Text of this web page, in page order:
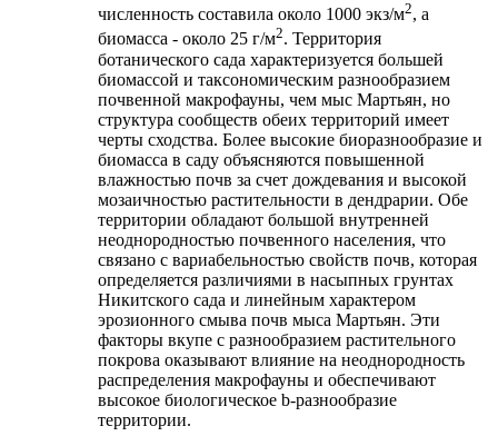
численность составила около 1000 экз/м2, а
биомасса - около 25 г/м2. Территория
ботанического сада характеризуется большей
биомассой и таксономическим разнообразием
почвенной макрофауны, чем мыс Мартьян, но
структура сообществ обеих территорий имеет
черты сходства. Более высокие биоразнообразие и
биомасса в саду объясняются повышенной
влажностью почв за счет дождевания и высокой
мозаичностью растительности в дендрарии. Обе
территории обладают большой внутренней
неоднородностью почвенного населения, что
связано с вариабельностью свойств почв, которая
определяется различиями в насыпных грунтах
Никитского сада и линейным характером
эрозионного смыва почв мыса Мартьян. Эти
факторы вкупе с разнообразием растительного
покрова оказывают влияние на неоднородность
распределения макрофауны и обеспечивают
высокое биологическое b-разнообразие
территории.